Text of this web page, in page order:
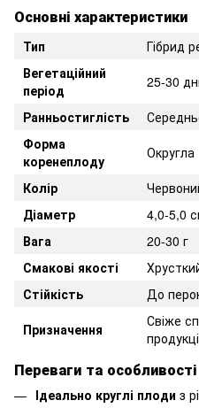
Основні характеристики
Тип
Гібрид
Вегетаційний
період
25-30
Ранньостиглість
Форма
коренеплоду
Округла
Колір
Діаметр
4,0-5,0
Вага
20-30 г
Смакові якості
Стійкість
До
Призначення
Свіже
Переваги та особливості
Ідеально круглі плоди з